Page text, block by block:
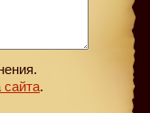
сайта.